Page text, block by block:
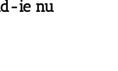
ie nu